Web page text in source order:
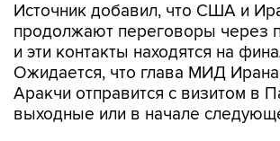
Источник добавил, что США и
продолжают переговоры через
и эти контакты находятся на
Ожидается, что глава МИД
Аракчи отправится с визитом в
выходные или в начале